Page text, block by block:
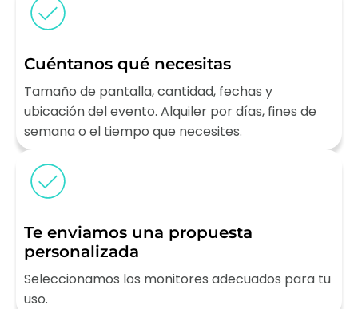
Cuéntanos qué necesitas
Tamaño de pantalla, cantidad, fechas y
ubicación del evento. Alquiler por días, fines de
semana o el tiempo que necesites.
Te enviamos una propuesta
personalizada
Seleccionamos los monitores adecuados para tu
uso.